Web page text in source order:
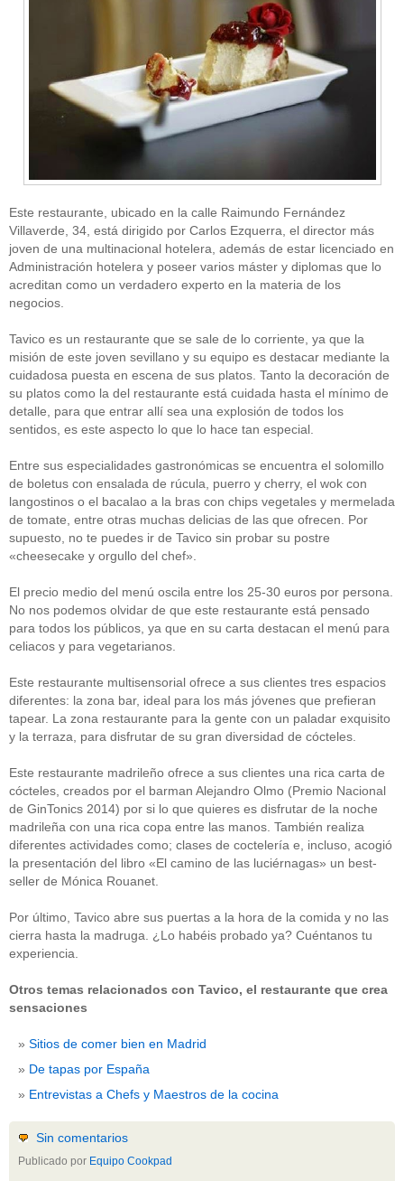
Este restaurante, ubicado en la calle Raimundo Fernández
Villaverde, 34, está dirigido por Carlos Ezquerra, el director más
joven de una multinacional hotelera, además de estar licenciado en
Administración hotelera y poseer varios máster y diplomas que lo
acreditan como un verdadero experto en la materia de los
negocios.
Tavico es un restaurante que se sale de lo corriente, ya que la
misión de este joven sevillano y su equipo es destacar mediante la
cuidadosa puesta en escena de sus platos. Tanto la decoración de
su platos como la del restaurante está cuidada hasta el mínimo de
detalle, para que entrar allí sea una explosión de todos los
sentidos, es este aspecto lo que lo hace tan especial.
Entre sus especialidades gastronómicas se encuentra el solomillo
de boletus con ensalada de rúcula, puerro y cherry, el wok con
langostinos o el bacalao a la bras con chips vegetales y mermelada
de tomate, entre otras muchas delicias de las que ofrecen. Por
supuesto, no te puedes ir de Tavico sin probar su postre
«cheesecake y orgullo del chef».
El precio medio del menú oscila entre los 25-30 euros por persona.
No nos podemos olvidar de que este restaurante está pensado
para todos los públicos, ya que en su carta destacan el menú para
celiacos y para vegetarianos.
Este restaurante multisensorial ofrece a sus clientes tres espacios
diferentes: la zona bar, ideal para los más jóvenes que prefieran
tapear. La zona restaurante para la gente con un paladar exquisito
y la terraza, para disfrutar de su gran diversidad de cócteles.
Este restaurante madrileño ofrece a sus clientes una rica carta de
cócteles, creados por el barman Alejandro Olmo (Premio Nacional
de GinTonics 2014) por si lo que quieres es disfrutar de la noche
madrileña con una rica copa entre las manos. También realiza
diferentes actividades como; clases de coctelería e, incluso, acogió
la presentación del libro «El camino de las luciérnagas» un best-
seller de Mónica Rouanet.
Por último, Tavico abre sus puertas a la hora de la comida y no las
cierra hasta la madruga. ¿Lo habéis probado ya? Cuéntanos tu
experiencia.
Otros temas relacionados con Tavico, el restaurante que crea
sensaciones
Sitios de comer bien en Madrid
De tapas por España
Entrevistas a Chefs y Maestros de la cocina
Sin comentarios
Publicado por Equipo Cookpad